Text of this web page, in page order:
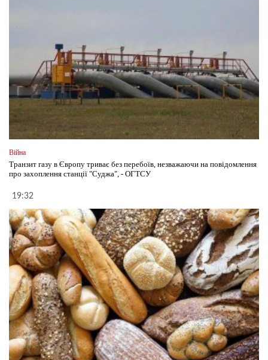
Війна
Транзит газу в Європу триває без перебоїв, незважаючи на повідомлення
про захоплення станції "Суджа", - ОГТСУ
19:32